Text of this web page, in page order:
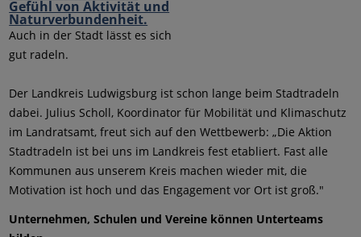
Auch in der Stadt lässt es sich
gut radeln.
Der Landkreis Ludwigsburg ist schon lange beim Stadtradeln
dabei. Julius Scholl, Koordinator für Mobilität und Klimaschutz
im Landratsamt, freut sich auf den Wettbewerb: „Die Aktion
Stadtradeln ist bei uns im Landkreis fest etabliert. Fast alle
Kommunen aus unserem Kreis machen wieder mit, die
Motivation ist hoch und das Engagement vor Ort ist groß."
Unternehmen, Schulen und Vereine können Unterteams